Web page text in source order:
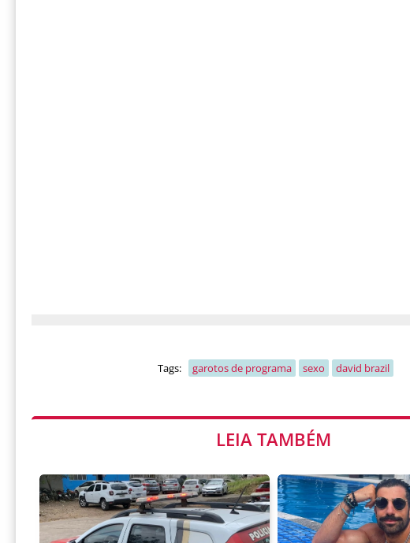
Tags: garotos de programa sexo david brazil
LEIA TAMBÉM